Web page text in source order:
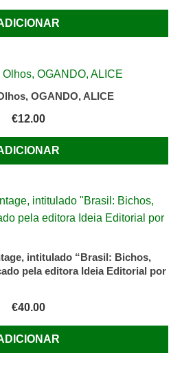
OGANDO, ALICE
€12.00
intitulado “Brasil: Bichos,
pela editora Ideia Editorial por
€40.00